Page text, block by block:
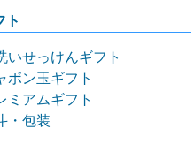
ト
いせっけんギフト
ボン玉ギフト
ミアムギフト
・包装